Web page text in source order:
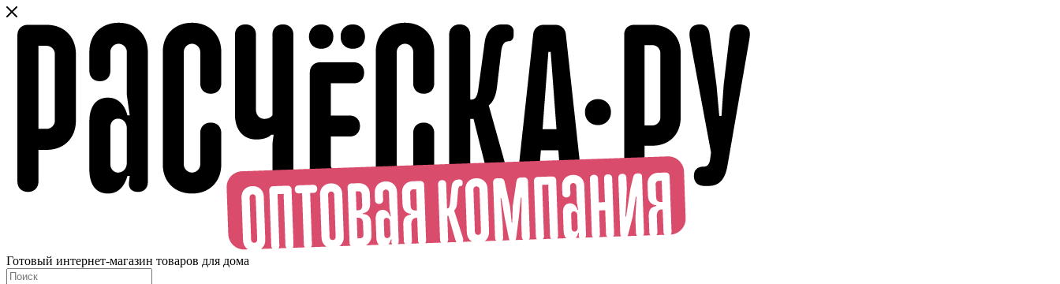
Готовый интернет-магазин товаров для дома